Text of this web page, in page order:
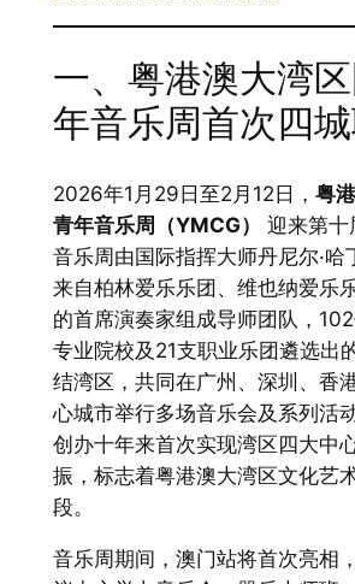
一、粤港澳大湾
年音乐周首次四
2026年1月29日至2月12日， 粤
青年音乐周（YMCG）
迎来第
音乐周由国际指挥大师丹尼尔·哈
来自柏林爱乐乐团、维也纳爱乐
的首席演奏家组成导师团队，
专业院校及21支职业乐团遴选出
结湾区，共同在广州、深圳、香
心城市举行多场音乐会及系列活
创办十年来首次实现湾区四大中
振，标志着粤港澳大湾区文化艺
段。
音乐周期间，澳门站将首次亮相